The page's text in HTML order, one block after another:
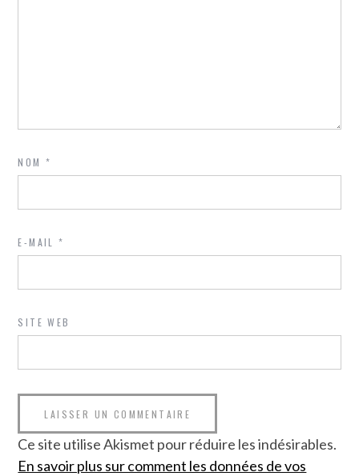
NOM*
E-MAIL*
SITE WEB
Ce site utilise Akismet pour réduire les indésirables.
En savoir plus sur comment les données de vos